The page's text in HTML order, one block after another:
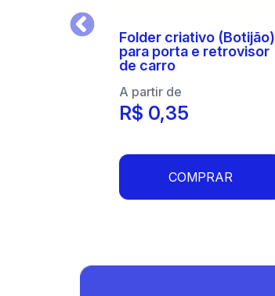
Folder criativo (Botijão)
para porta e retrovisor
de carro
A partir de
R$ 0,35
COMPRAR
Anterior